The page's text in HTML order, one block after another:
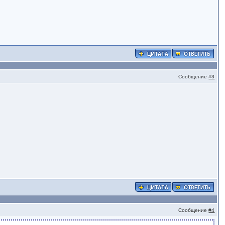
Сообщение#3
Сообщение#4